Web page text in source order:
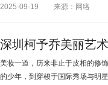
2025-09-19
来源：网络
深圳柯予乔美丽艺
美妆一道，历来非止于皮相的修
的少年，到穿梭于国际秀场与明